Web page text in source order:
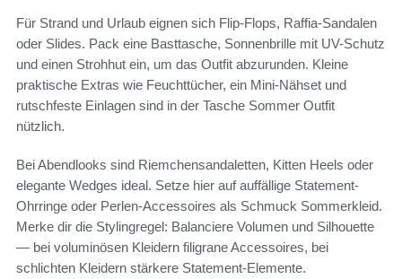
Für Strand und Urlaub eignen sich Flip-Flops, Raffia-Sandalen
oder Slides. Pack eine Basttasche, Sonnenbrille mit UV-Schutz
und einen Strohhut ein, um das Outfit abzurunden. Kleine
praktische Extras wie Feuchttücher, ein Mini-Nähset und
rutschfeste Einlagen sind in der Tasche Sommer Outfit
nützlich.
Bei Abendlooks sind Riemchensandaletten, Kitten Heels oder
elegante Wedges ideal. Setze hier auf auffällige Statement-
Ohrringe oder Perlen-Accessoires als Schmuck Sommerkleid.
Merke dir die Stylingregel: Balanciere Volumen und Silhouette
— bei voluminösen Kleidern filigrane Accessoires, bei
schlichten Kleidern stärkere Statement-Elemente.